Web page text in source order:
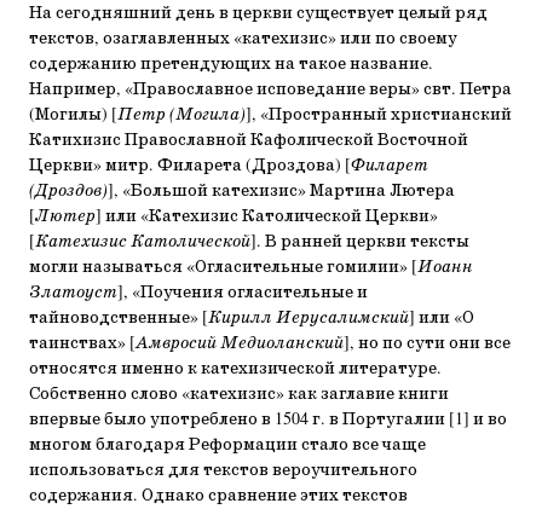
На сегодняшний день в церкви существует целый ряд
текстов, озаглавленных «катехизис» или по своему
содержанию претендующих на такое название.
Например, «Православное исповедание веры» свт. Петра
(Могилы) [Петр (Могила)], «Пространный христианский
Катихизис Православной Кафолической Восточной
Церкви» митр. Филарета (Дроздова) [Филарет
(Дроздов)], «Большой катехизис» Мартина Лютера
[Лютер] или «Катехизис Католической Церкви»
[Катехизис Католической]. В ранней церкви тексты
могли называться «Огласительные гомилии» [Иоанн
Златоуст], «Поучения огласительные и
тайноводственные» [Кирилл Иерусалимский] или «О
таинствах» [Амвросий Медиоланский], но по сути они все
относятся именно к катехизической литературе.
Собственно слово «катехизис» как заглавие книги
впервые было употреблено в 1504 г. в Португалии [1] и во
многом благодаря Реформации стало все чаще
использоваться для текстов вероучительного
содержания. Однако сравнение этих текстов